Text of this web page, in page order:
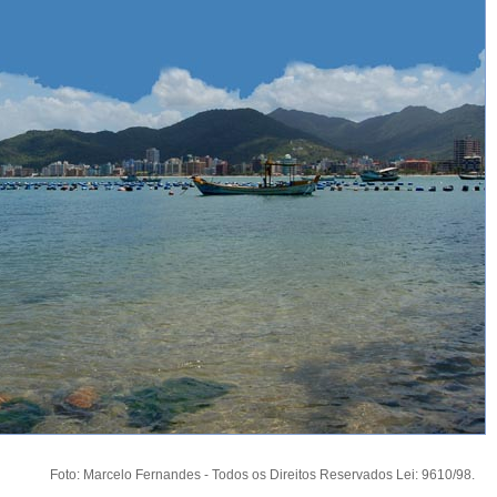
Foto: Marcelo Fernandes - Todos os Direitos Reservados Lei: 9610/98.